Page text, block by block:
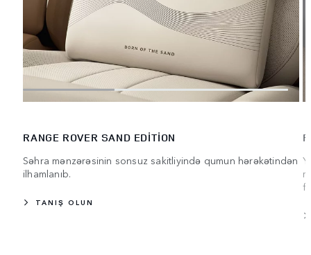
RANGE ROVER SAND EDITION
Səhra mənzərəsinin sonsuz sakitliyində qumun hərəkətindən
ilhamlanıb.
TANIŞ OLUN